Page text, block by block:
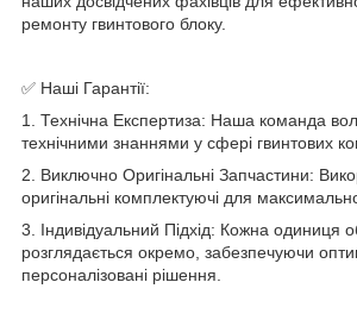
ремонту гвинтового блоку.
✅ Наші Гарантії:
1. Технічна Експертиза: Наша команда
технічними знаннями у сфері гвинтових
2. Виключно Оригінальні Запчастини:
оригінальні комплектуючі для
3. Індивідуальний Підхід: Кожна одиниця
розглядається окремо, забезпечуючи
персоналізовані рішення.